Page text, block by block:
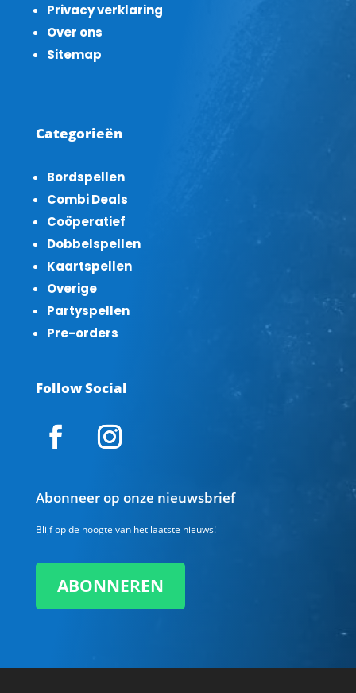
Privacy verklaring
Over ons
Sitemap
Categorieën
Bordspellen
Combi Deals
Coöperatief
Dobbelspellen
Kaartspellen
Overige
Partyspellen
Pre-orders
Follow Social
Abonneer op onze nieuwsbrief
Blijf op de hoogte van het laatste nieuws!
ABONNEREN